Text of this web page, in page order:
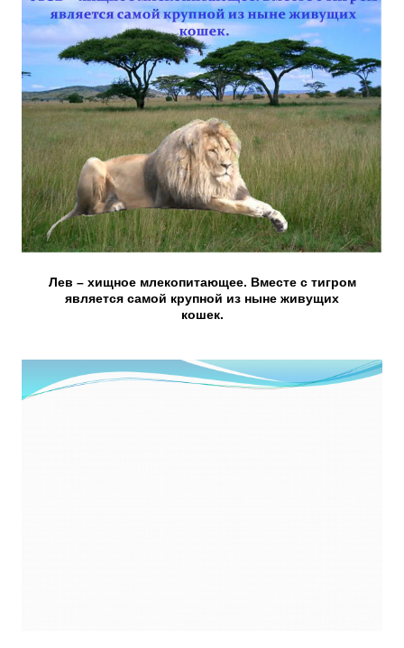
Лев – хищное млекопитающее. Вместе с тигром
является самой крупной из ныне живущих
кошек.